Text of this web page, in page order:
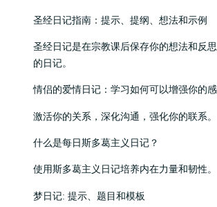
圣经日记指南：提示、提纲、想法和示例
圣经日记是在宗教课后保存你的想法和反
的日记。
情侣的爱情日记：学习如何可以增强你的
激活你的关系，深化沟通，强化你的联系。
什么是每日斯多葛主义日记？
使用斯多葛主义日记培养内在力量和韧性。
梦日记: 提示、题目和模板